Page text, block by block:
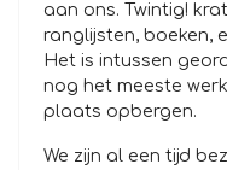
aan ons. Twintig!
ranglijsten, boeken,
Het is intussen
nog het meeste
plaats opbergen.
We zijn al een tijd